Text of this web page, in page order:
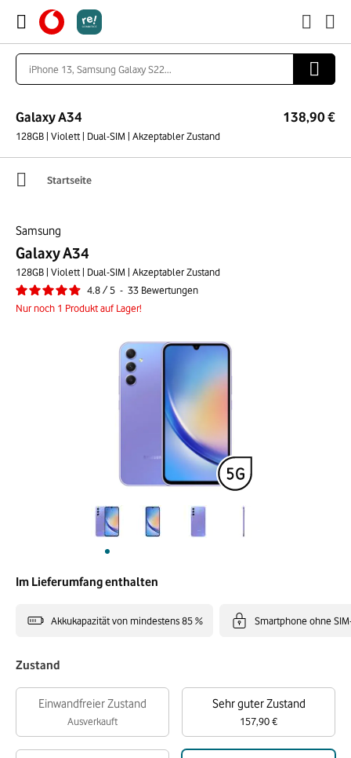
Galaxy A34
128GB | Violett | Dual-SIM | Akzeptabler Zustand
138,90 €
Startseite
Samsung
Galaxy A34
128GB | Violett | Dual-SIM | Akzeptabler Zustand
4.8/5 - 33 Bewertungen
Nur noch 1 Produkt auf Lager!
Im Lieferumfang enthalten
Akkukapazität von mindestens 85 % Smartphone ohne
Zustand
Einwandfreier Zustand
Ausverkauft
Sehr guter Zustand
157,90 €